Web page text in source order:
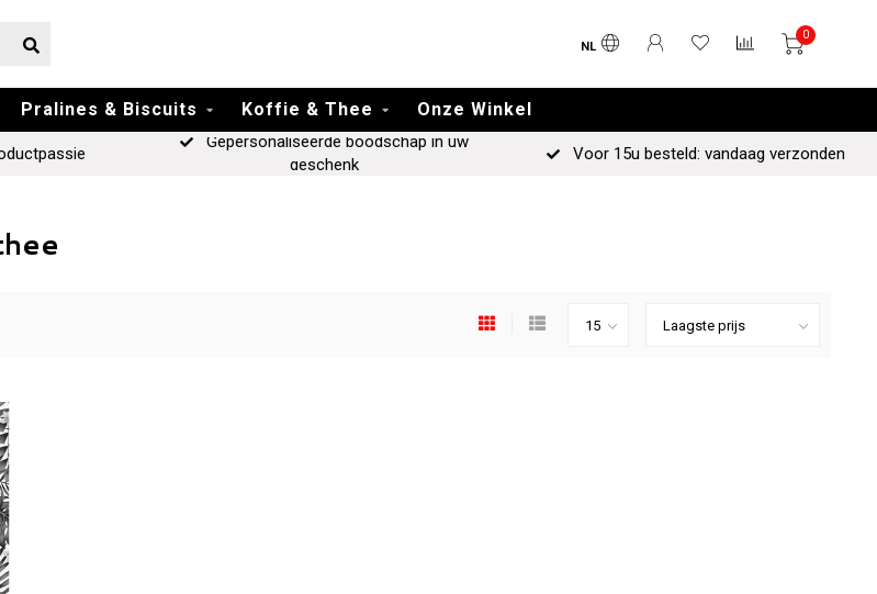
NL
0
Pralines & Biscuits Koffie & Thee Onze Winkel
Gepersonaliseerde boodschap in uw
geschenk
Voor 15u besteld: vandaag verzonden